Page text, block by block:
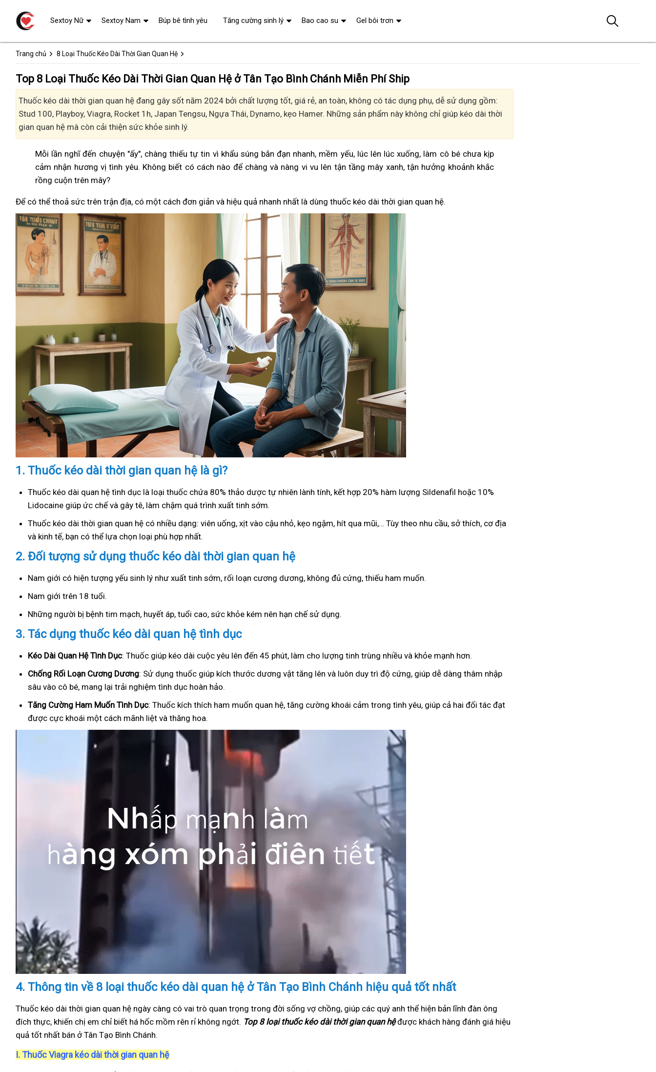
Trang chủ 8 Loại Thuốc Kéo Dài Thời Gian Quan Hệ
Top 8 Loại Thuốc Kéo Dài Thời Gian Quan Hệ ở Tân Tạo Bình Chánh Miễn Phí Ship
Thuốc kéo dài thời gian quan hệ đang gây sốt năm 2024 bởi chất lượng tốt, giá rẻ, an toàn, không có tác dụng phụ, dễ sử dụng gồm:
Stud 100, Playboy, Viagra, Rocket 1h, Japan Tengsu, Ngựa Thái, Dynamo, kẹo Hamer. Những sản phẩm này không chỉ giúp kéo dài thời
gian quan hệ mà còn cải thiện sức khỏe sinh lý.
Mỗi lần nghĩ đến chuyện "ấy", chàng thiếu tự tin vì khẩu súng bắn đạn nhanh, mềm yếu, lúc lên lúc xuống, làm cô bé chưa kịp
cảm nhận hương vị tình yêu. Không biết có cách nào để chàng và nàng vi vu lên tận tầng mây xanh, tận hưởng khoảnh khắc
rồng cuộn trên mây?
Để có thể thoả sức trên trận địa, có một cách đơn giản và hiệu quả nhanh nhất là dùng thuốc kéo dài thời gian quan hệ.
1. Thuốc kéo dài thời gian quan hệ là gì?
Thuốc kéo dài quan hệ tình dục là loại thuốc chứa 80% thảo dược tự nhiên lành tính, kết hợp 20% hàm lượng Sildenafil hoặc 10%
Lidocaine giúp ức chế và gây tê, làm chậm quá trình xuất tinh sớm.
Thuốc kéo dài thời gian quan hệ có nhiều dạng: viên uống, xịt vào cậu nhỏ, kẹo ngậm, hít qua mũi,… Tùy theo nhu cầu, sở thích, cơ địa
và kinh tế, bạn có thể lựa chọn loại phù hợp nhất.
2. Đối tượng sử dụng thuốc kéo dài thời gian quan hệ
Nam giới có hiện tượng yếu sinh lý như xuất tinh sớm, rối loạn cương dương, không đủ cứng, thiếu ham muốn.
Nam giới trên 18 tuổi.
Những người bị bệnh tim mạch, huyết áp, tuổi cao, sức khỏe kém nên hạn chế sử dụng.
3. Tác dụng thuốc kéo dài quan hệ tình dục
Kéo Dài Quan Hệ Tình Dục: Thuốc giúp kéo dài cuộc yêu lên đến 45 phút, làm cho lượng tinh trùng nhiều và khỏe mạnh hơn.
Chống Rối Loạn Cương Dương: Sử dụng thuốc giúp kích thước dương vật tăng lên và luôn duy trì độ cứng, giúp dễ dàng thâm nhập
sâu vào cô bé, mang lại trải nghiệm tình dục hoàn hảo.
Tăng Cường Ham Muốn Tình Dục: Thuốc kích thích ham muốn quan hệ, tăng cường khoái cảm trong tình yêu, giúp cả hai đối tác đạt
được cực khoái một cách mãnh liệt và thăng hoa.
4. Thông tin về 8 loại thuốc kéo dài quan hệ ở Tân Tạo Bình Chánh hiệu quả tốt nhất
Thuốc kéo dài thời gian quan hệ ngày càng có vai trò quan trọng trong đời sống vợ chồng, giúp các quý anh thể hiện bản lĩnh đàn ông
đích thực, khiến chị em chỉ biết há hốc mồm rên rỉ không ngớt. Top 8 loại thuốc kéo dài thời gian quan hệđược khách hàng đánh giá hiệu
quả tốt nhất bán ở Tân Tạo Bình Chánh.
I. Thuốc Viagra kéo dài thời gian quan hệ
Sextoy Nữ Sextoy Nam Búp bê tình yêu Tăng cường sinh lý Bao cao su Gel bôi trơn